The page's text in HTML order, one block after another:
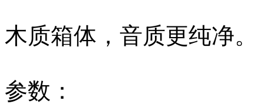
木质箱体，音质更纯净。
参数：